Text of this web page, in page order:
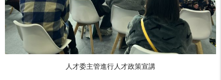
人才委主管進行人才政策宣講